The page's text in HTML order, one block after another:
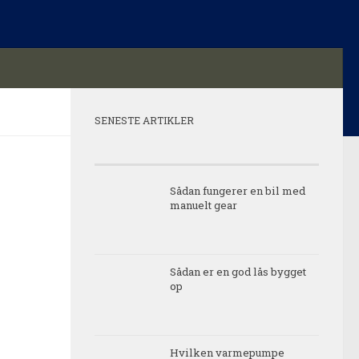
SENESTE ARTIKLER
Sådan fungerer en bil med
manuelt gear
Sådan er en god lås bygget
op
Hvilken varmepumpe